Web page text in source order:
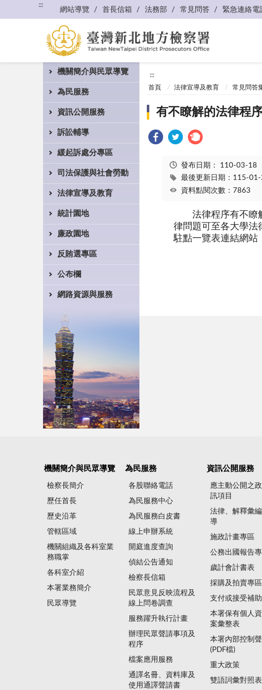
:::
網站導覽 首長信箱 法務部 常見問答 緊急連絡電
機關簡介與民眾導覽
為民服務
資訊公開服務
訴訟輔導
緩起訴處分專區
司法保護與社會勞動
法律宣導及教育
統計園地
廉政園地
反賄選專區
公布欄
網路資源與服務
:::
首頁 法律宣導及教育 常見問答
有不瞭解的法律程
發布日期： 110-03-18
最後更新日期：115-
資料點閱次數：7863
法律程序有不瞭解
律問題可至各大學法
駐點一覽表連結網站
機關簡介與民眾導覽
檢察長簡介
歷任首長
歷史沿革
管轄區域
機關組織及各科室業
務職掌
各科室介紹
本署業務簡介
民眾導覽
為民服務
各股聯絡電話
為民服務中心
為民服務白皮書
線上申辦系統
開庭進度查詢
偵結公告通知
檢察長信箱
民眾意見反映流程及
線上問卷調查
服務躍升執行計畫
辦理民眾聲請事項及
程序
檔案應用服務
通譯名冊、資料庫及
使用通譯聲請書
資訊公開服務
應主動公開之
訊項目
法律、解釋彙
導
施政計畫專區
公務出國報告
歲計會計書表
採購及拍賣專區
支付或接受補
本署保有個人
案彙整表
本署內部控制
(PDF檔)
重大政策
雙語詞彙對照表